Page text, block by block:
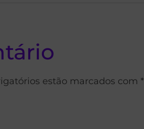
estão marcados com *